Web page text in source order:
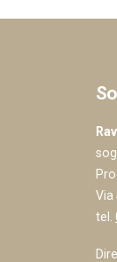
Via
tel.